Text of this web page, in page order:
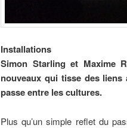
Installations
Simon Starling et Maxime
nouveaux qui tisse des
passe entre les cultures.
Plus qu’un simple reflet du